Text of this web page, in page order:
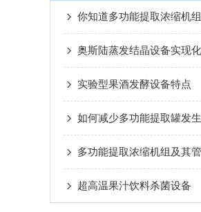
实验型果酒发酵设备特点
超高温果汁饮料杀菌设备